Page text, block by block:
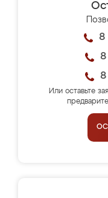
8
8
8
Или оставьте